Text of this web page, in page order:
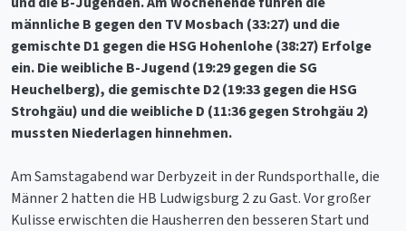
männliche B gegen den TV Mosbach (33:27) und die
gemischte D1 gegen die HSG Hohenlohe (38:27) Erfolge
ein. Die weibliche B-Jugend (19:29 gegen die SG
Heuchelberg), die gemischte D2 (19:33 gegen die HSG
Strohgäu) und die weibliche D (11:36 gegen Strohgäu 2)
mussten Niederlagen hinnehmen.
Am Samstagabend war Derbyzeit in der Rundsporthalle, die
Männer 2 hatten die HB Ludwigsburg 2 zu Gast. Vor großer
Kulisse erwischten die Hausherren den besseren Start und